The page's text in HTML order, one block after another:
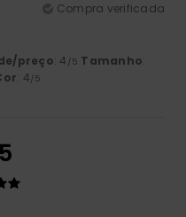
Compra verificada
preço: 4 /5 Tamanho:
: 4/5